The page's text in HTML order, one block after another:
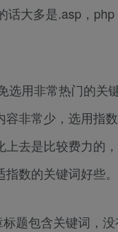
话大多是.asp，
用非常热门的关
非常少，选用指
上去是比较费力的
数的关键词好些。
包含关键词，没